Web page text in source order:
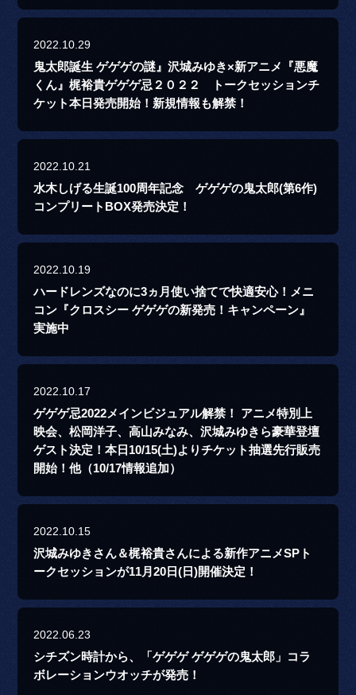
2022.10.29
鬼太郎誕生 ゲゲゲの謎』沢城みゆき×新アニメ『悪魔
くん』梶裕貴ゲゲゲ忌２０２２ トークセッションチ
ケット本日発売開始！新規情報も解禁！
2022.10.21
水木しげる生誕100周年記念 ゲゲゲの鬼太郎(第6作)
コンプリートBOX発売決定！
2022.10.19
ハードレンズなのに3ヵ月使い捨てで快適安心！メニ
コン『クロスシー ゲゲゲの新発売！キャンペーン』
実施中
2022.10.17
ゲゲゲ忌2022メインビジュアル解禁！ アニメ特別上
映会、松岡洋子、高山みなみ、沢城みゆきら豪華登壇
ゲスト決定！本日10/15(土)よりチケット抽選先行販売
開始！他（10/17情報追加）
2022.10.15
沢城みゆきさん＆梶裕貴さんによる新作アニメSPト
ークセッションが11月20日(日)開催決定！
2022.06.23
シチズン時計から、「ゲゲゲ ゲゲゲの鬼太郎」コラ
ボレーションウオッチが発売！